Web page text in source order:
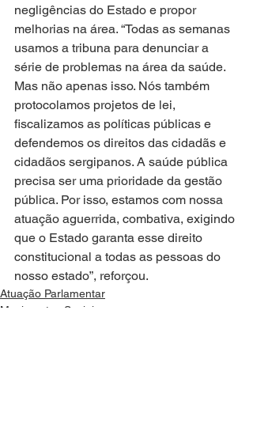
negligências do Estado e propor
melhorias na área. “Todas as semanas
usamos a tribuna para denunciar a
série de problemas na área da saúde.
Mas não apenas isso. Nós também
protocolamos projetos de lei,
fiscalizamos as políticas públicas e
defendemos os direitos das cidadãs e
cidadãos sergipanos. A saúde pública
precisa ser uma prioridade da gestão
pública. Por isso, estamos com nossa
atuação aguerrida, combativa, exigindo
que o Estado garanta esse direito
constitucional a todas as pessoas do
nosso estado”, reforçou.
Atuação Parlamentar
Movimentos Sociais